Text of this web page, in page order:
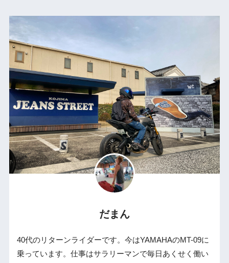
だまん
40代のリターンライダーです。今はYAMAHAのMT-09に
乗っています。仕事はサラリーマンで毎日あくせく働い